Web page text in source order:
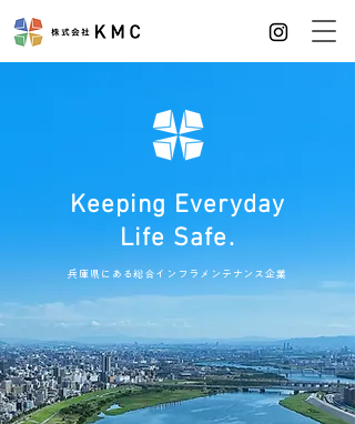
Keeping Everyday
Life Safe.
兵庫県にある総合インフラメンテナンス企業